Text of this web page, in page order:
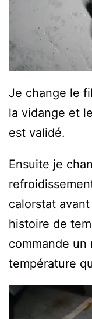
Je change le
la vidange et
est validé.
Ensuite je
calorstat
histoire de
commande un
température